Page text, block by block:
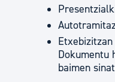
Dokumentu
baimen